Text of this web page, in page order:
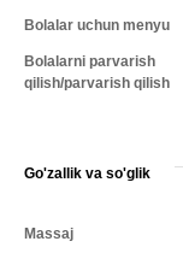
Bolalar uchun menyu
Bolalarni parvarish
qilish/parvarish qilish
Go'zallik va so'glik
Massaj